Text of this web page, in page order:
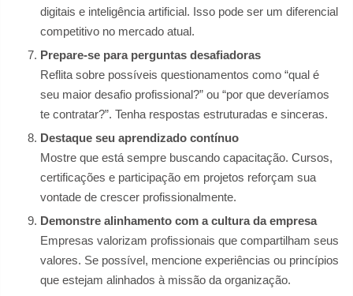
digitais e inteligência artificial. Isso pode ser um diferencial
competitivo no mercado atual.
Prepare-se para perguntas desafiadoras
Reflita sobre possíveis questionamentos como “qual é
seu maior desafio profissional?” ou “por que deveríamos
te contratar?”. Tenha respostas estruturadas e sinceras.
Destaque seu aprendizado contínuo
Mostre que está sempre buscando capacitação. Cursos,
certificações e participação em projetos reforçam sua
vontade de crescer profissionalmente.
Demonstre alinhamento com a cultura da empresa
Empresas valorizam profissionais que compartilham seus
valores. Se possível, mencione experiências ou princípios
que estejam alinhados à missão da organização.